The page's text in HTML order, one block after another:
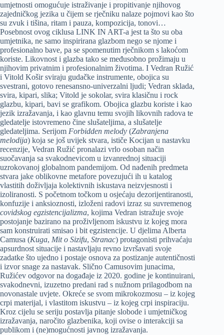
umjetnosti omogućuje istraživanje i propitivanje njihovog
zajedničkog jezika u čijem se rječniku nalaze pojmovi kao što
su zvuk i tišina, ritam i pauza, kompozicija, tonovi…
Posebnost ovog ciklusa LINK IN ART-a jest ta što su oba
umjetnika, ne samo inspirirana glazbom nego se njome i
profesionalno bave, pa se spomenutim rječnikom s lakoćom
koriste. Likovnost i glazba tako se međusobno prožimaju u
njihovim privatnim i profesionalnim životima. I Vedran Ružić
i Vitold Košir sviraju gudačke instrumente, obojica su
svestrani, gotovo renesansno-univerzalni ljudi; Vedran sklada,
svira, kipari, slika; Vitold je sokolar, svira klasičnu i rock
glazbu, kipari, bavi se grafikom. Obojica glazbu koriste i kao
jezik izražavanja, i kao glavnu temu svojih likovnih radova te
gledatelje istovremeno čine slušateljima, a slušatelje
gledateljima. Serijom Forbidden melody (Zabranjena
melodija) koja se još uvijek stvara, ističe Kocijan u nastavku
recenzije, Vedran Ružić pronalazi vrlo osoban način
suočavanja sa svakodnevicom u izvanrednoj situaciji
uzrokovanoj globalnom pandemijom. Od nađenih predmeta
stvara jake oblikovne metafore povezujući ih u katalog
vlastitih doživljaja kolektivnih iskustava neizvjesnosti i
izoliranosti. S početnom točkom u osjećaju dezorijentiranosti,
konfuzije i anksioznosti, izloženi radovi izraz su suvremenog
covidskog egzistencijalizma, kojima Vedran istražuje svoje
postojanje bazirano na proživljenom iskustvu iz kojeg mora
sam konstruirati smisao i bit egzistencije. U djelima Alberta
Camusa (Kuga, Mit o Sizifu, Stranac) protagonisti prihvaćaju
apsurdnost situacije i nastavljaju revno izvršavati svoje
zadatke što ujedno i postaje osnova za postizanje autentičnosti
i izvor snage za nastavak. Slično Camusovim junacima,
Ružićev odgovor na događaje iz 2020. godine je kontinuirani,
svakodnevni, izuzetno predani rad s nužnom prilagodbom na
novonastale uvjete. Okreće se svom mikrokozmosu – iz kojeg
crpi materijal, i vlastitom iskustvu – iz kojeg crpi inspiraciju.
Kroz cijelu se seriju postavlja pitanje slobode i umjetničkog
izražavanja, naročito glazbenika, koji ovise o interakciji sa
publikom i (ne)mogućnosti javnog izražavanja.